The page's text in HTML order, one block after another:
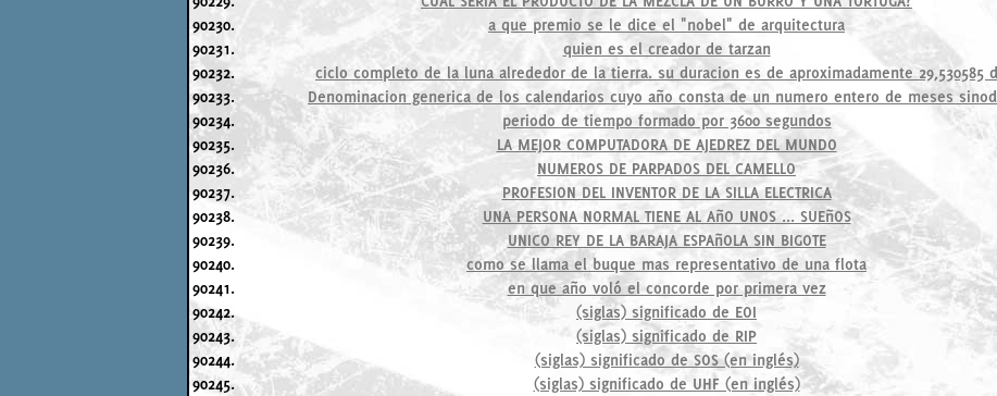
90230.
a que premio se le dice el "nobel" de arquitectura
90231.
quien es el creador de tarzan
90232.
ciclo completo de la luna alrededor de la tierra. su duracion es de aproximadamente 29,530585
90233.
Denominacion generica de los calendarios cuyo año consta de un numero entero de meses
90234.
periodo de tiempo formado por 3600 segundos
90235.
LA MEJOR COMPUTADORA DE AJEDREZ DEL MUNDO
90236.
NUMEROS DE PARPADOS DEL CAMELLO
90237.
PROFESION DEL INVENTOR DE LA SILLA ELECTRICA
90238.
UNA PERSONA NORMAL TIENE AL AñO UNOS ... SUEñOS
90239.
UNICO REY DE LA BARAJA ESPAñOLA SIN BIGOTE
90240.
como se llama el buque mas representativo de una flota
90241.
en que año voló el concorde por primera vez
90242.
(siglas) significado de EOI
90243.
(siglas) significado de RIP
90244.
(siglas) significado de SOS (en inglés)
90245.
(siglas) significado de UHF (en inglés)